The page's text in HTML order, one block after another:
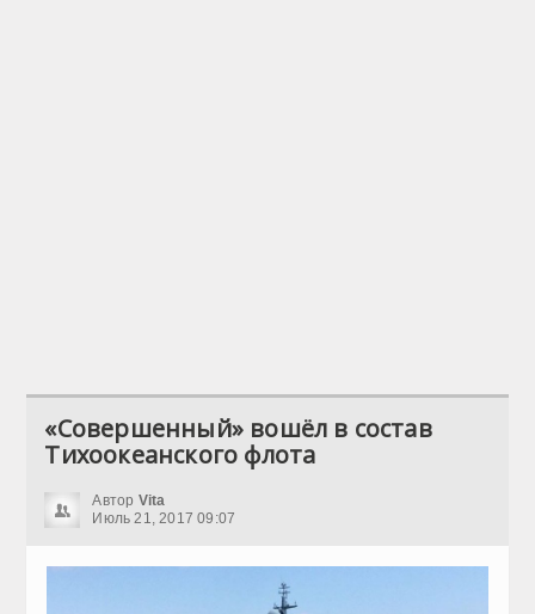
«Совершенный» вошёл в состав
Тихоокеанского флота
Автор Vita
Июль 21, 2017 09:07